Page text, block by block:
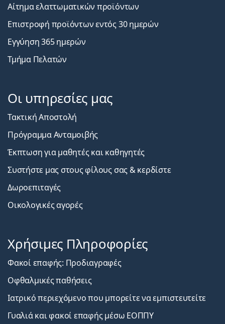
Αίτημα ελαττωματικών προϊόντων
Επιστροφή προϊόντων εντός 30 ημερών
Εγγύηση 365 ημερών
Τμήμα Πελατών
Οι υπηρεσίες μας
Τακτική Αποστολή
Πρόγραμμα Ανταμοιβής
Έκπτωση για μαθητές και καθηγητές
Συστήστε μας στους φίλους σας & κερδίστε
Δωροεπιταγές
Οικολογικές αγορές
Χρήσιμες Πληροφορίες
Φακοί επαφής: Προδιαγραφές
Οφθαλμικές παθήσεις
Ιατρικό περιεχόμενο που μπορείτε να εμπιστευτείτε
Γυαλιά και φακοί επαφής μέσω ΕΟΠΠΥ